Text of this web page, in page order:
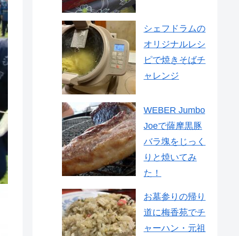
シェフドラムの
オリジナルレシ
ピで焼きそばチ
ャレンジ
WEBER Jumbo
Joeで薩摩黒豚
バラ塊をじっく
りと焼いてみ
た！
お墓参りの帰り
道に梅香苑でチ
ャーハン・元祖